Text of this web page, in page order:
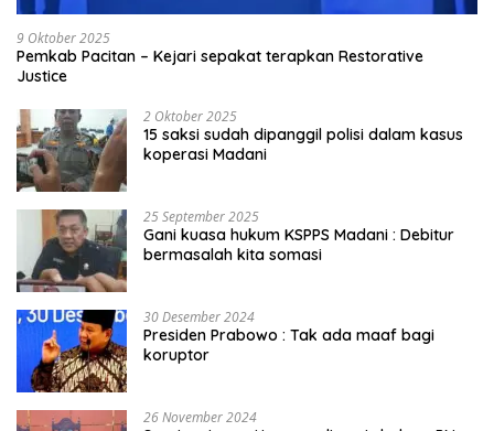
9 Oktober 2025
Pemkab Pacitan – Kejari sepakat terapkan Restorative
Justice
2 Oktober 2025
15 saksi sudah dipanggil polisi dalam kasus
koperasi Madani
25 September 2025
Gani kuasa hukum KSPPS Madani : Debitur
bermasalah kita somasi
30 Desember 2024
Presiden Prabowo : Tak ada maaf bagi
koruptor
26 November 2024